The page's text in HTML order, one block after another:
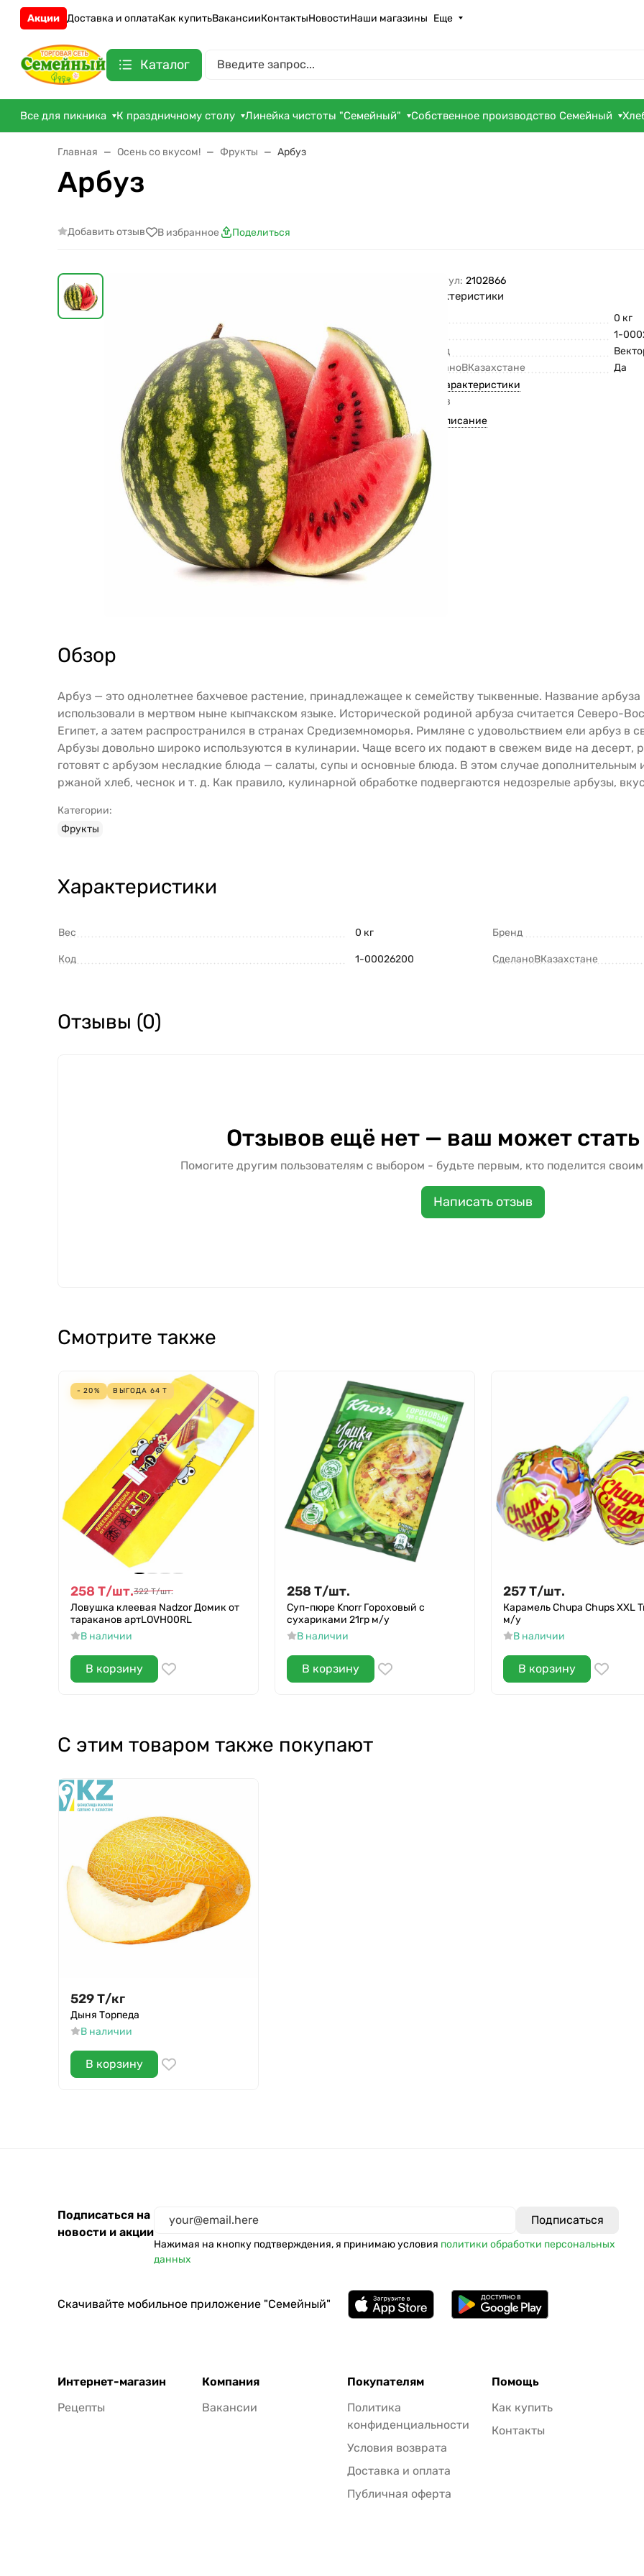
Акции Доставка и оплатаКак купитьВакансииКонтактыНовостиНаши магазины Еще
Каталог
Все для пикника К праздничному столу Линейка чистоты "Семейный" Собственное производство Семейный
Главная Осень со вкусом! Фрукты Арбуз
Арбуз
Добавить отзыв В избранное Поделиться
Артикул: 2102866
Характеристики
0 кг
1-
Бренд
СделаноВКазахстане
Да
Все характеристики
Арбуз
Все описание
Обзор
Арбуз — это однолетнее бахчевое растение, принадлежащее к семейству тыквенные. Название арбуза
использовали в мертвом ныне кыпчакском языке. Исторической родиной арбуза считается Северо-
Египет, а затем распространился в странах Средиземноморья. Римляне с удовольствием ели арбуз в
Арбузы довольно широко используются в кулинарии. Чаще всего их подают в свежем виде на
готовят с арбузом несладкие блюда — салаты, супы и основные блюда. В этом случае дополнительным
ржаной хлеб, чеснок и т. д. Как правило, кулинарной обработке подвергаются недозрелые арбузы,
Категории:
Фрукты
Характеристики
Вес 0 кг
Код 1-00026200
Бренд
СделаноВКазахстане
Отзывы (0)
Отзывов ещё нет — ваш может
Помогите другим пользователям с выбором - будьте первым, кто поделится
Написать отзыв
Смотрите также
- 20% ВЫГОДА 64 Т
258 Т/шт.322 Т/шт.
Ловушка клеевая Nadzor Домик от
тараканов артLOVH00RL
В наличии
В корзину
258 Т/шт.
Суп-пюре Knorr Гороховый с
сухариками 21гр м/у
В наличии
В корзину
257Т/шт.
Карамель Chupa Chups XXL
м/у
В наличии
В корзину
С этим товаром также покупают
529Т/кг
Дыня Торпеда
В наличии
В корзину
Подписаться на
новости и акции
Нажимая на кнопку подтверждения, я принимаю условия политики обработки персональных
данных
Скачивайте мобильное приложение "Семейный"
Интернет-магазин
Рецепты
Компания
Вакансии
Покупателям
Политика
конфиденциальности
Условия возврата
Доставка и оплата
Публичная оферта
Помощь
Как купить
Контакты